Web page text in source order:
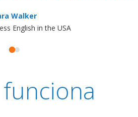
Walker
English in the USA